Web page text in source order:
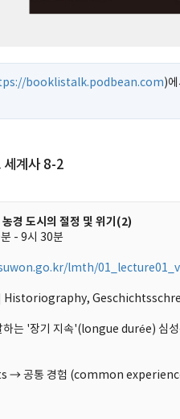
booklistalk.podbean.com)
계사 8-2
경 도시의 절정 및 위기(2)
- 9시 30분
lmth/
] Historiography,
하는 '장기 지속'(longue durée) 심
→ 공통 경험 (common